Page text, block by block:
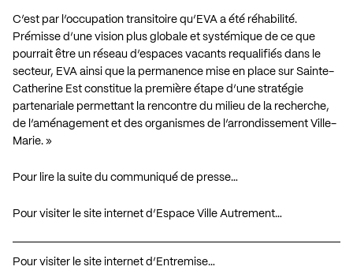
C’est par l’occupation transitoire qu’EVA a été réhabilité.
Prémisse d’une vision plus globale et systémique de ce que
pourrait être un réseau d’espaces vacants requalifiés dans le
secteur, EVA ainsi que la permanence mise en place sur Sainte-
Catherine Est constitue la première étape d’une stratégie
partenariale permettant la rencontre du milieu de la recherche,
de l’aménagement et des organismes de l’arrondissement Ville-
Marie. »
Pour lire la suite du communiqué de presse…
Pour visiter le site internet d’Espace Ville Autrement…
Pour visiter le site internet d’Entremise…